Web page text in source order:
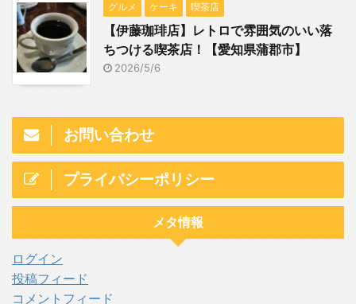
グルメ ケーキ 喫茶店
【伊藤珈琲店】レトロで雰囲気のいい落
ちつける喫茶店！【愛知県蒲郡市】
2026/5/6
お問い合わせ
プライバシーポリシー
メタ情報
ログイン
投稿フィード
コメントフィード